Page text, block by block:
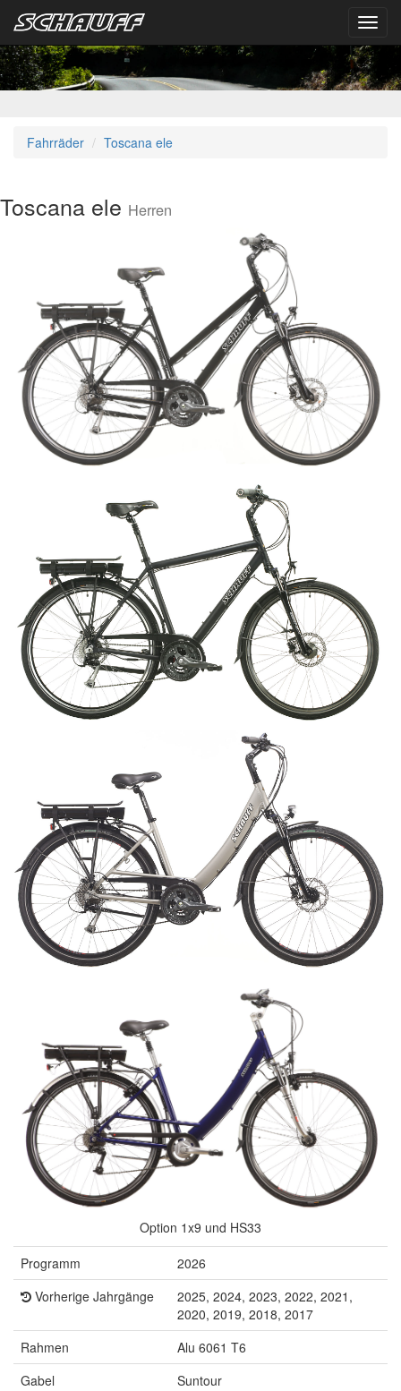
Fahrräder Toscana ele
Toscana ele Herren
Option 1x9 und HS33
Programm
2026
Vorherige Jahrgänge
2025, 2024, 2023, 2022, 2021,
2020, 2019, 2018, 2017
Rahmen
Alu 6061 T6
Gabel
Suntour